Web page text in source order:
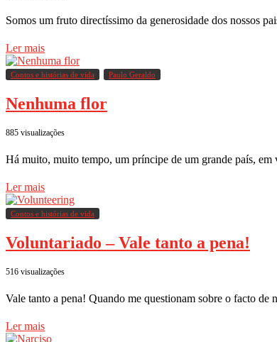
Somos um fruto directíssimo da generosidade dos nossos
Ler mais
Contos e histórias de vida Paulo Geraldo
Nenhuma flor
885 visualizações
Há muito, muito tempo, um príncipe de um grande país, em
Ler mais
Contos e histórias de vida
Voluntariado – Vale tanto a pena!
516 visualizações
Vale tanto a pena! Quando me questionam sobre o facto de
Ler mais